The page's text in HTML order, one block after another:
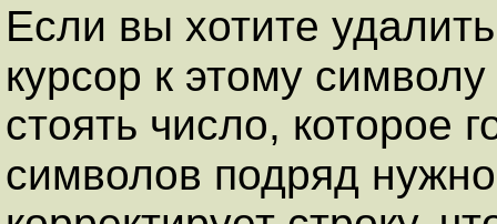
Если вы хотите
курсор к этому
стоять число, которое
символов подряд